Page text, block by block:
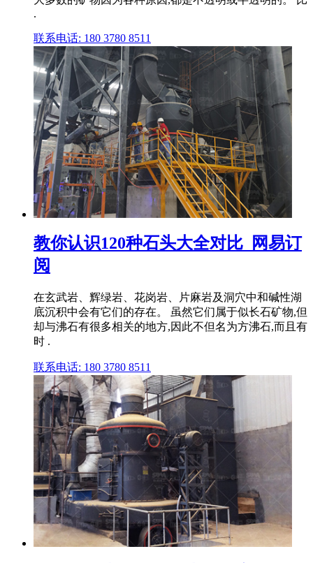
.
联系电话: 180 3780 8511
教你认识120种石头大全对比_网易订
阅
在玄武岩、辉绿岩、花岗岩、片麻岩及洞穴中和碱性湖
底沉积中会有它们的存在。 虽然它们属于似长石矿物,但
却与沸石有很多相关的地方,因此不但名为方沸石,而且有
时 .
联系电话: 180 3780 8511